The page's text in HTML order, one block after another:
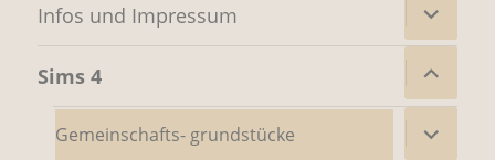
Infos und Impressum Untermenü
öffnen
Sims 4 Untermenü
öffnen
Gemeinschafts- grundstücke Untermenü
öffnen